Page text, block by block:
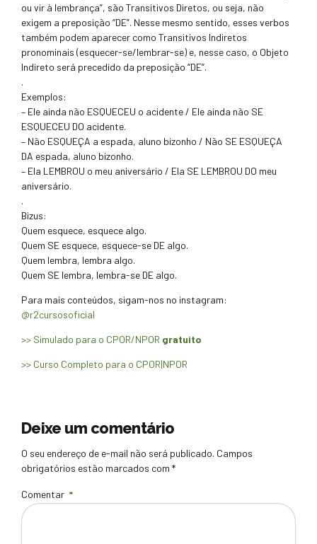
ou vir à lembrança”, são Transitivos Diretos, ou seja, não
exigem a preposição “DE”. Nesse mesmo sentido, esses verbos
também podem aparecer como Transitivos Indiretos
pronominais (esquecer-se/lembrar-se) e, nesse caso, o Objeto
Indireto será precedido da preposição “DE”.
.
Exemplos:
– Ele ainda não ESQUECEU o acidente / Ele ainda não SE
ESQUECEU DO acidente.
– Não ESQUEÇA a espada, aluno bizonho / Não SE ESQUEÇA
DA espada, aluno bizonho.
– Ela LEMBROU o meu aniversário / Ela SE LEMBROU DO meu
aniversário.
.
Bizus:
Quem esquece, esquece algo.
Quem SE esquece, esquece-se DE algo.
Quem lembra, lembra algo.
Quem SE lembra, lembra-se DE algo.
Para mais conteúdos, sigam-nos no instagram:
@r2cursosoficial
>> Simulado para o CPOR/NPOR gratuito
>> Curso Completo para o CPOR|NPOR
Deixe um comentário
O seu endereço de e-mail não será publicado. Campos
obrigatórios estão marcados com *
Comentar *